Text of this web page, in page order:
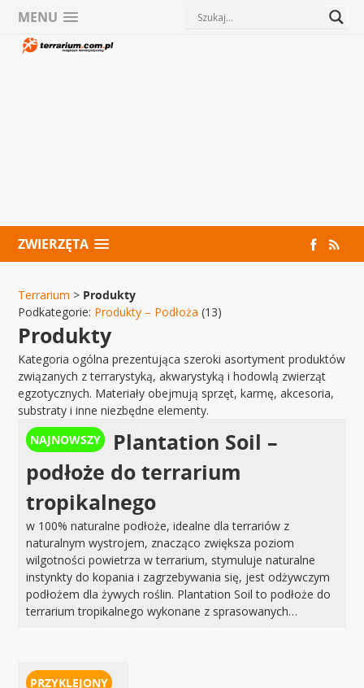
MENU
ZWIERZĘTA
Terrarium > Produkty
Podkategorie: Produkty – Podłoża (13)
Produkty
Kategoria ogólna prezentująca szeroki asortyment produktów
związanych z terrarystyką, akwarystyką i hodowlą zwierząt
egzotycznych. Materiały obejmują sprzęt, karmę, akcesoria,
substraty i inne niezbędne elementy.
Plantation Soil –
podłoże do terrarium
tropikalnego
w 100% naturalne podłoże, idealne dla terrariów z
naturalnym wystrojem, znacząco zwiększa poziom
wilgotności powietrza w terrarium, stymuluje naturalne
instynkty do kopania i zagrzebywania się, jest odżywczym
podłożem dla żywych roślin. Plantation Soil to podłoże do
terrarium tropikalnego wykonane z sprasowanych…